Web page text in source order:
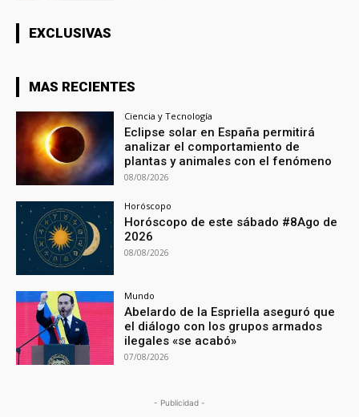
EXCLUSIVAS
MAS RECIENTES
Ciencia y Tecnología
Eclipse solar en España permitirá
analizar el comportamiento de
plantas y animales con el fenómeno
08/08/2026
Horóscopo
Horóscopo de este sábado #8Ago de
2026
08/08/2026
Mundo
Abelardo de la Espriella aseguró que
el diálogo con los grupos armados
ilegales «se acabó»
07/08/2026
- Publicidad -